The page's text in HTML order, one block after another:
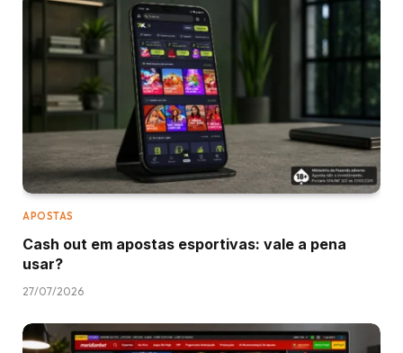
APOSTAS
Cash out em apostas esportivas: vale a pena
usar?
27/07/2026